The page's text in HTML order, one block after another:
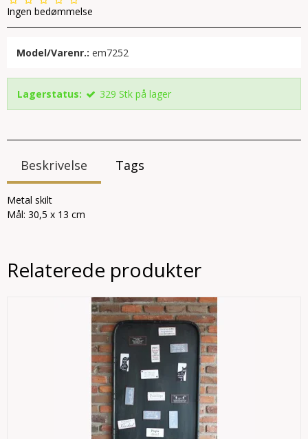
Ingen bedømmelse
Model/Varenr.: em7252
Lagerstatus: 329 Stk på lager
Beskrivelse Tags
Metal skilt
Mål: 30,5 x 13 cm
Relaterede produkter